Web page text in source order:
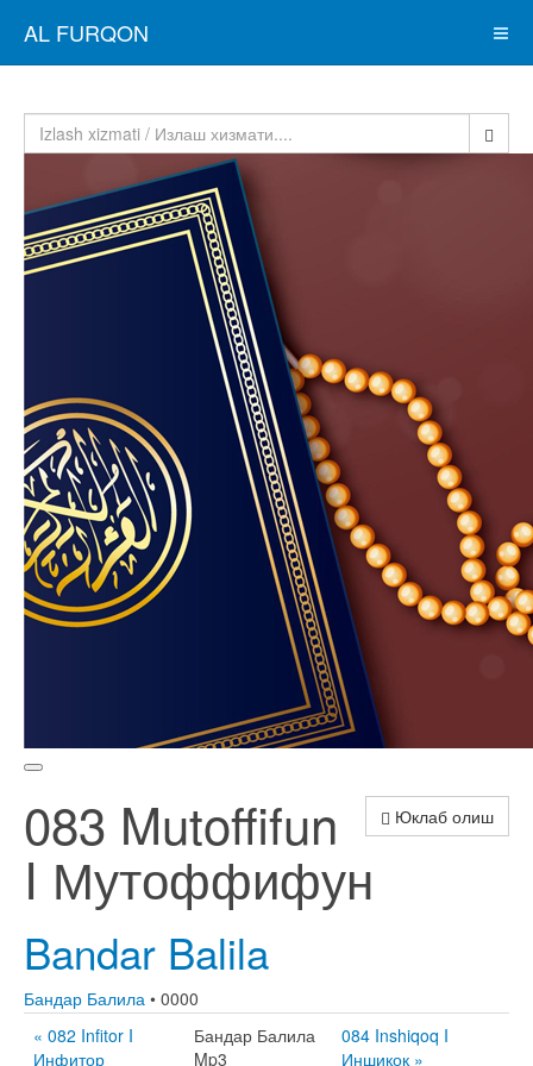
AL FURQON
Юклаб олиш
083 Mutoffifun
I Мутоффифун
Bandar Balila
Бандар Балила • 0000
« 082 Infitor I
Инфитор
Бандар Балила
Mp3
084 Inshiqoq I
Иншиқоқ »